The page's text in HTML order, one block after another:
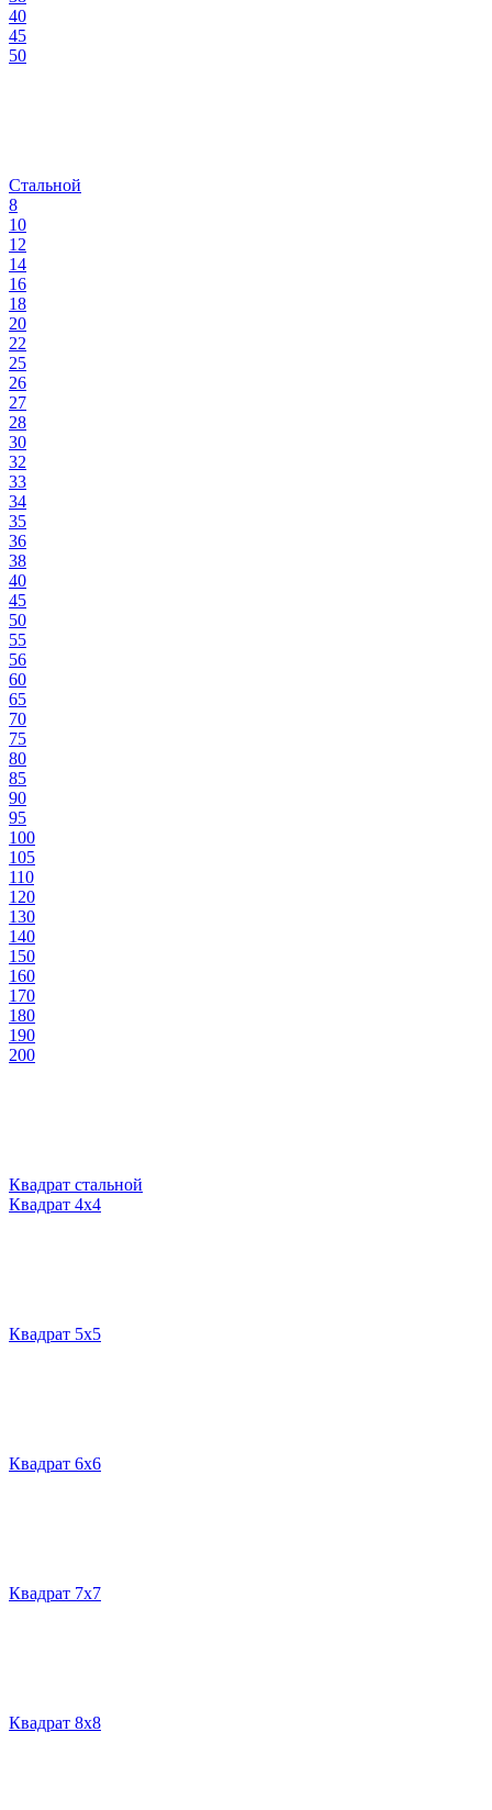
40
45
50
Стальной
8
10
12
14
16
18
20
22
25
26
27
28
30
32
33
34
35
36
38
40
45
50
55
56
60
65
70
75
80
85
90
95
100
105
110
120
130
140
150
160
170
180
190
200
Квадрат стальной
Квадрат 4х4
Квадрат 5х5
Квадрат 6х6
Квадрат 7х7
Квадрат 8х8